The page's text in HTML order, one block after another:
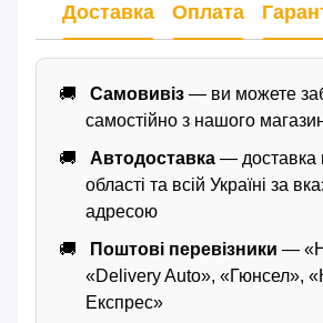
Доставка Оплата
Самовивіз — ви можете
самостійно з нашого
Автодоставка — доставка
області та всій Україні за
адресою
Поштові перевізники —
«Delivery Auto», «Гюнсел»,
Експрес»